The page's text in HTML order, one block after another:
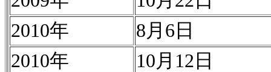
2010年
8月6日
2010年
10月12日